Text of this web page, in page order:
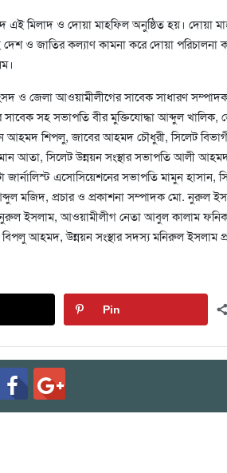
এই মিলাদ ও দোয়া মাহফিল অনুষ্ঠিত হয়। দোয়া
ও জাতির কল্যাণ কামনা করে দোয়া পরিচালনা
ও জেলা আওয়ামীলীগের সাবেক সাধারণ
সহ সভাপতি বীর মুক্তিযোদ্ধা আব্দুল খালিক,
আহমদ শিপলু, জাবের আহমদ চৌধুরী, সিলেট
আতা, সিলেট উন্নয়ন সংস্থার সভাপতি আলী
এসোসিয়েশনের সভাপতি মামুন হাসান,
মজিদ, প্রচার ও প্রকাশনা সম্পাদক মো. নুরুল
ইসলাম, আওয়ামীলীগ নেতা আবুল কালাম
আহমদ, উন্নয়ন সংস্থার সদস্য মনিরুল ইসলাম
Pin